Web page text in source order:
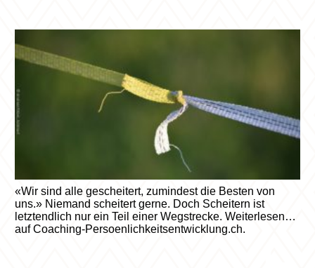
«Wir sind alle gescheitert, zumindest die Besten von
uns.» Niemand scheitert gerne. Doch Scheitern ist
letztendlich nur ein Teil einer Wegstrecke. Weiterlesen
auf Coaching-Persoenlichkeitsentwicklung.ch.